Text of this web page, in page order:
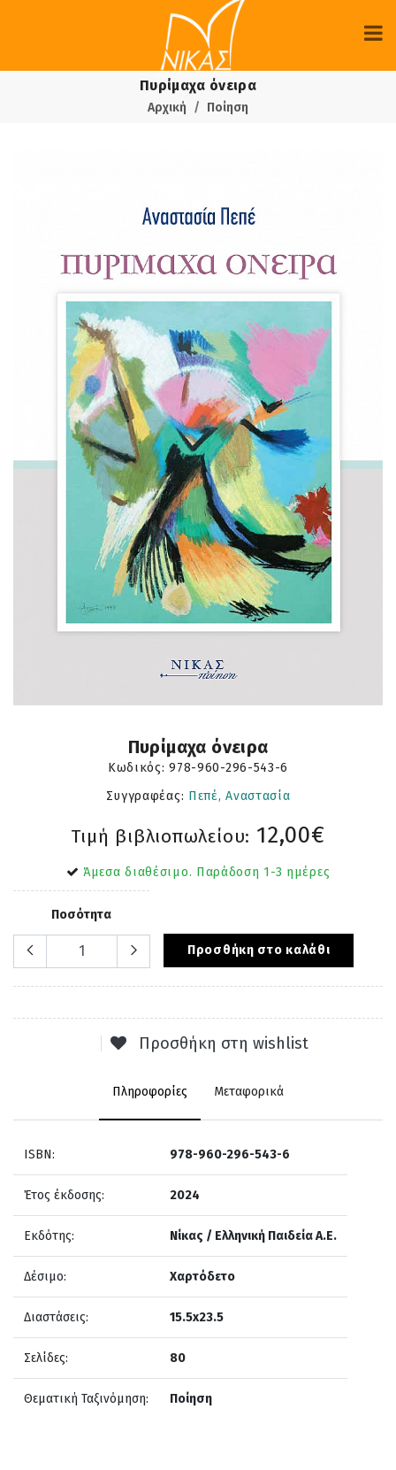
Πυρίμαχα όνειρα
Αρχική Ποίηση
Πυρίμαχα όνειρα
Κωδικός:978-960-296-543-6
Συγγραφέας: Πεπέ, Αναστασία
Τιμή βιβλιοπωλείου: 12,00€
Άμεσα διαθέσιμο. Παράδοση 1-3 ημέρες
Ποσότητα
Προσθήκη στο καλάθι
Προσθήκη στη wishlist
Πληροφορίες Μεταφορικά
ISBN: 978-960-296-543-6
Έτος έκδοσης: 2024
Εκδότης: Νίκας / Ελληνική Παιδεία Α.Ε.
Δέσιμο: Χαρτόδετο
Διαστάσεις: 15.5x23.5
Σελίδες: 80
Θεματική Ταξινόμηση: Ποίηση